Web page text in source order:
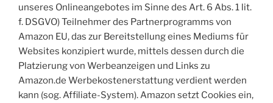
unseres Onlineangebotes im Sinne des Art. 6 Abs. 1 lit.
f. DSGVO) Teilnehmer des Partnerprogramms von
Amazon EU, das zur Bereitstellung eines Mediums für
Websites konzipiert wurde, mittels dessen durch die
Platzierung von Werbeanzeigen und Links zu
Amazon.de Werbekostenerstattung verdient werden
kann (sog. Affiliate-System). Amazon setzt Cookies ein,